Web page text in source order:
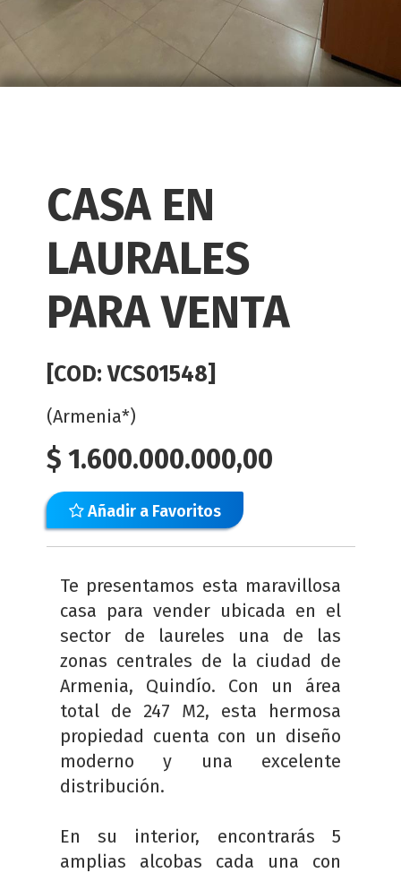
CASA EN
LAURALES
PARA VENTA
[COD: VCS01548]
(Armenia*)
$1.600.000.000,00
Añadir a Favoritos
Te presentamos esta maravillosa
casa para vender ubicada en el
sector de laureles una de las
zonas centrales de la ciudad de
Armenia, Quindío. Con un área
total de 247 M2, esta hermosa
propiedad cuenta con un diseño
moderno y una excelente
distribución.
En su interior, encontrarás 5
amplias alcobas cada una con